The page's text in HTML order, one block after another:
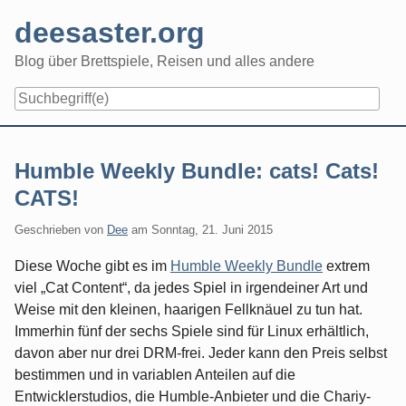
content
deesaster.org
Blog über Brettspiele, Reisen und alles andere
Humble Weekly Bundle: cats! Cats!
CATS!
Geschrieben von Dee am Sonntag, 21. Juni 2015
Diese Woche gibt es im Humble Weekly Bundle extrem
viel „Cat Content“, da jedes Spiel in irgendeiner Art und
Weise mit den kleinen, haarigen Fellknäuel zu tun hat.
Immerhin fünf der sechs Spiele sind für Linux erhältlich,
davon aber nur drei DRM-frei. Jeder kann den Preis selbst
bestimmen und in variablen Anteilen auf die
Entwicklerstudios, die Humble-Anbieter und die Chariy-